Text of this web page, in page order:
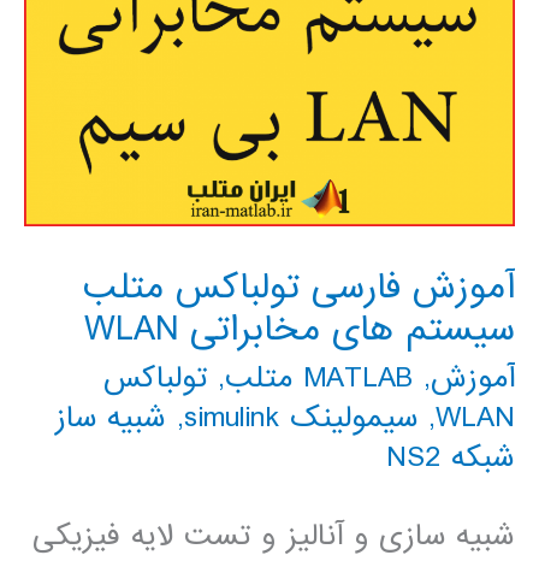
آموزش فارسی تولباکس متلب
سیستم های مخابراتی WLAN
آموزش, MATLAB متلب , تولباکس
WLAN
, سیمولینک simulink , شبیه ساز
شبکه NS2
شبیه سازی و آنالیز و تست لایه فیزیکی